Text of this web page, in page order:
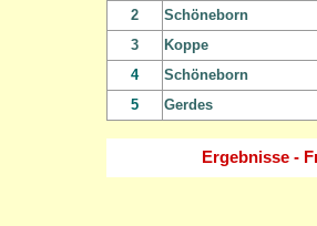
2
Schöneborn
3
Koppe
4
Schöneborn
5
Gerdes
Ergebnisse -